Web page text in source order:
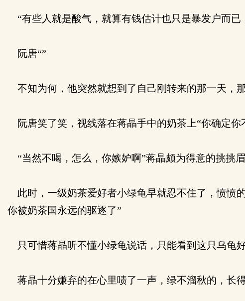
“有些人就是酸气，就算有钱估计也只是暴发户而
阮唐“”
不知为何，他突然就想到了自己刚转来的那一天，
阮唐笑了笑，视线落在蒋晶手中的奶茶上“你确定你
“当然不喝，怎么，你嫉妒啊”蒋晶颇为得意的挑挑
此时，一级奶茶爱好者小绿龟早就忍不住了，愤愤
你被奶茶国永远的驱逐了”
只可惜蒋晶听不懂小绿龟说话，只能看到这只乌龟
蒋晶十分嫌弃的在心里啧了一声，绿不溜秋的，长得